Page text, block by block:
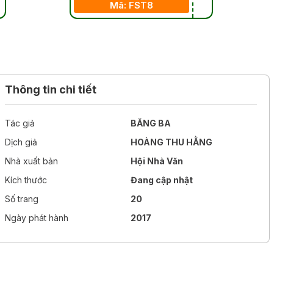
Mã: FST8
Thông tin chi tiết
Tác giả
BĂNG BA
Dịch giả
HOÀNG THU HẰNG
Nhà xuất bản
Hội Nhà Văn
Kích thước
Đang cập nhật
Số trang
20
Ngày phát hành
2017